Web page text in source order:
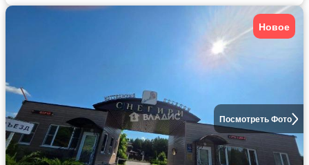
Посмотреть Фото
Новое